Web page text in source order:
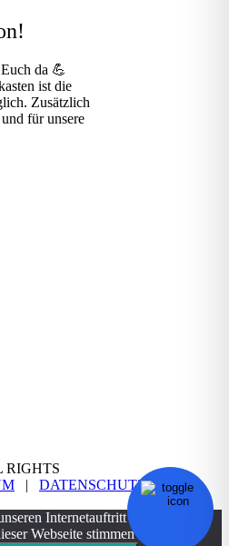
da 💪
ist die
Zusätzlich
für unsere
| DATENSCHUTZ
Internetauftritt verbessern zu
Webseite stimmen Sie der